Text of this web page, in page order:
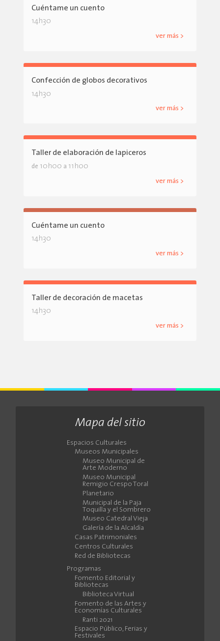
Cuéntame un cuento
14h30
ver más >
Confección de globos decorativos
14h30
ver más >
Taller de elaboración de lapiceros
de 10h00 a 11h00
ver más >
Cuéntame un cuento
14h30
ver más >
Taller de decoración de macetas
14h30
ver más >
Mapa del sitio
Espacios Culturales
Museos Municipales
Museo Municipal de
Arte Moderno
Museo Municipal
Remigio Crespo Toral
Planetario
Municipal de la Paja
Toquilla y el Sombrero
Museo Catedral Vieja
Galería de la Alcaldía
Casas Patrimoniales
Centros Culturales
Red de Bibliotecas
Programas
Fomento Editorial y
Bibliotecas
Biblioteca Virtual
Fomento de las Artes y
Economías Culturales
Ranti 2021
Espacio Público, Ferias y
Festivales